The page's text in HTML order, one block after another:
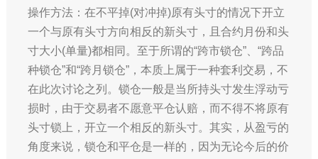
操作方法：在不平掉(对冲掉)原有头寸的情况下开立
一个与原有头寸方向相反的新头寸，且合约月份和头
寸大小(单量)都相同。至于所谓的“跨市锁仓”、“跨品
种锁仓”和“跨月锁仓”，本质上属于一种套利交易，不
在此次讨论之列。锁仓一般是当所持头寸发生浮动亏
损时，由于交易者不愿意平仓认赔，而不得不将原有
头寸锁上，开立一个相反的新头寸。其实，从盈亏的
角度来说，锁仓和平仓是一样的，因为无论今后的价